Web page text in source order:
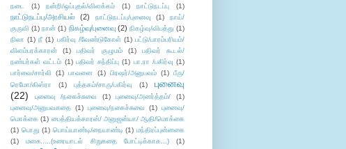
நடை (1) நன்றி/ஒப்புதல்/விளக்கம் (1) நாட்டுநடப்பு (1)
நாட்டுநடப்பு/அரசியல் (2) நாட்டுநடப்பு/புனைவு (1)
நாய்/
குருவி (1) நான் (1) நிகழ்வு/புனைவு (2) நிகழ்வு/விபத்து (1)
நிலா (1) நீ (1) பகிர்வு /வேண்டுகோள் (1) பட்டு/பாரம்பரியம்/
விளம்பரக்காரன்
(1) பதிவர் குழுமம் (1)
பதிவர் கூடல்/
நண்பர்கள் வட்டம் (1) பதிவர் சந்திப்பு (1) பா.ரா /பகிர்வு (1)
பார்வை/சார்லி
(1) பாவனை (1) பிரஷர்/அனுபவம் (1) பீரு/
ரெமோ/கிஸ்ரா
(1) புத்தகம்/சாரு/பகிர்வு (1)
புனைவு
(22)
புனைவு /நகைச்சுவை (1) புனைவு/அனர்த்தம்/
(1)
புனைவு/அனுபவகதை (1) புனைவு/நகைச்சுவை (1) புனைவு/
மொக்கை (1) பைத்தியக்காரன்/ அனுஜன்யா/ ஆதி/மொக்கை
(1) பொது (1) பொய்யாண்டி/நையாண்டி (1) மந்திரப்புன்னகை
(1)
மனசு.....(உரையாடல் சிறுகதை போட்டிக்காக...) (1)